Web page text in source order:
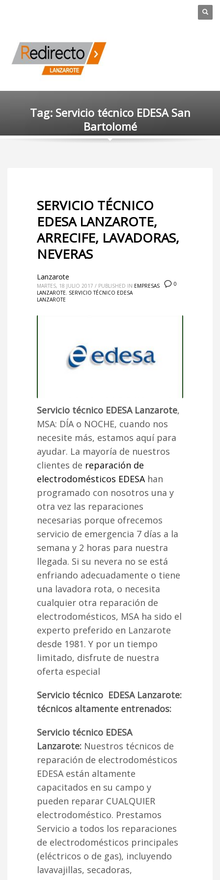
Tag: Servicio técnico EDESA San
Bartolomé
SERVICIO TÉCNICO
EDESA LANZAROTE,
ARRECIFE, LAVADORAS,
NEVERAS
0
Lanzarote
MARTES, 18 JULIO 2017 / PUBLISHED IN EMPRESAS
LANZAROTE, SERVICIO TÉCNICO EDESA
LANZAROTE
Servicio técnico EDESA Lanzarote,
MSA: DÍA o NOCHE, cuando nos
necesite más, estamos aquí para
ayudar. La mayoría de nuestros
clientes de reparación de
electrodomésticos EDESAhan
programado con nosotros una y
otra vez las reparaciones
necesarias porque ofrecemos
servicio de emergencia 7 días a la
semana y 2 horas para nuestra
llegada. Si su nevera no se está
enfriando adecuadamente o tiene
una lavadora rota, o necesita
cualquier otra reparación de
electrodomésticos, MSA ha sido el
experto preferido en Lanzarote
desde 1981. Y por un tiempo
limitado, disfrute de nuestra
oferta especial
Servicio técnico EDESA Lanzarote:
técnicos altamente entrenados:
Servicio técnico EDESA
Lanzarote: Nuestros técnicos de
reparación de electrodomésticos
EDESA están altamente
capacitados en su campo y
pueden reparar CUALQUIER
electrodoméstico. Prestamos
Servicio a todos los reparaciones
de electrodomésticos principales
(eléctricos o de gas), incluyendo
lavavajillas, secadoras,